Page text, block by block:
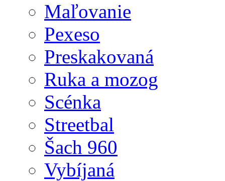
Maľovanie
Pexeso
Preskakovaná
Ruka a mozog
Scénka
Streetbal
Šach 960
Vybíjaná